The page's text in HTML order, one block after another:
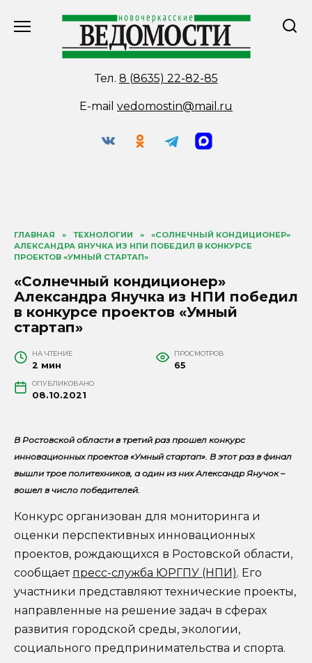
Тел. 8 (8635) 22-82-85
E-mail vedomostin@mail.ru
ГЛАВНАЯ » ТЕХНОЛОГИИ »
«СОЛНЕЧНЫЙ КОНДИЦИОНЕР»
АЛЕКСАНДРА ЯНУЧКА ИЗ НПИ ПОБЕДИЛ В КОНКУРСЕ
ПРОЕКТОВ «УМНЫЙ СТАРТАП»
«Солнечный кондиционер»
Александра Янучка из НПИ победил
в конкурсе проектов «Умный
стартап»
НА ЧТЕНИЕ
2 мин
ПРОСМОТРОВ
65
ОПУБЛИКОВАНО
08.10.2021
В Ростовской области в третий раз прошел конкурс
инновационных проектов «Умный стартап». В этот раз в финал
вышли трое политехников, а один из них Александр Янучок –
вошел в число победителей.
Конкурс организован для мониторинга и
оценки перспективных инновационных
проектов, рождающихся в Ростовской области,
сообщает пресс-служба ЮРГПУ (НПИ). Его
участники представляют технические проекты,
направленные на решение задач в сферах
развития городской среды, экологии,
социального предпринимательства и спорта.